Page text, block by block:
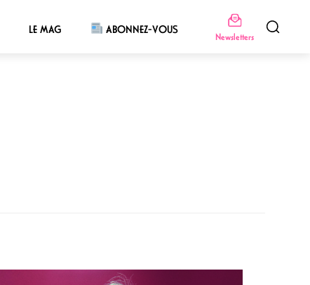
LE MAG ABONNEZ-VOUS
Newsletters